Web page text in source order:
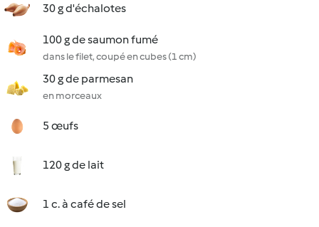
30 g d'échalotes
100 g de saumon fumé
dans le filet, coupé en cubes (1 cm)
30 g de parmesan
en morceaux
5 œufs
120 g de lait
1 c. à café de sel